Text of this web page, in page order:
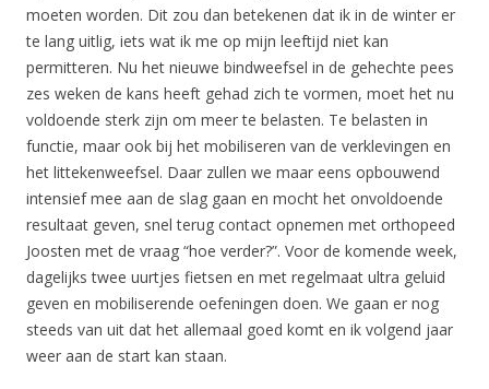
moeten worden. Dit zou dan betekenen dat ik in de winter er
te lang uitlig, iets wat ik me op mijn leeftijd niet kan
permitteren. Nu het nieuwe bindweefsel in de gehechte pees
zes weken de kans heeft gehad zich te vormen, moet het nu
voldoende sterk zijn om meer te belasten. Te belasten in
functie, maar ook bij het mobiliseren van de verklevingen en
het littekenweefsel. Daar zullen we maar eens opbouwend
intensief mee aan de slag gaan en mocht het onvoldoende
resultaat geven, snel terug contact opnemen met orthopeed
Joosten met de vraag “hoe verder?”. Voor de komende week,
dagelijks twee uurtjes fietsen en met regelmaat ultra geluid
geven en mobiliserende oefeningen doen. We gaan er nog
steeds van uit dat het allemaal goed komt en ik volgend jaar
weer aan de start kan staan.